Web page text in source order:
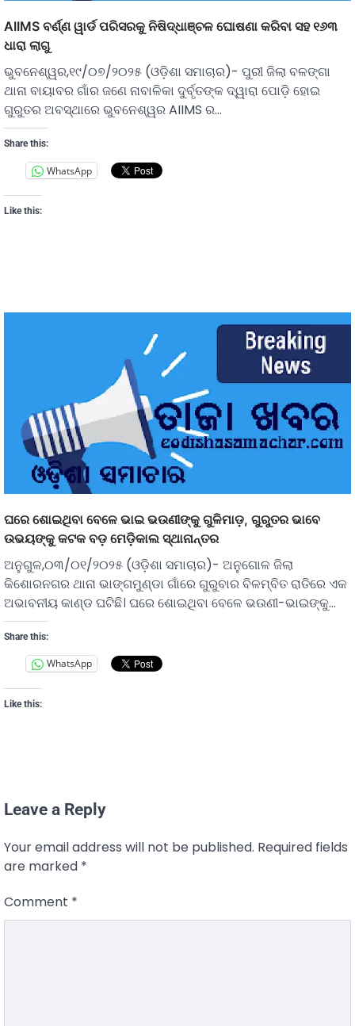
AIIMS ବର୍ଣ୍ଣ ୱାର୍ଡ ପରିସରକୁ ନିଷିଦ୍ଧାଞ୍ଚଳ ଘୋଷଣା କରିବା ସହ ୧୬୩
ଧାରା ଲାଗୁ
ଭୁବନେଶ୍ୱର,୧୯/୦୭/୨୦୨୫ (ଓଡ଼ିଶା ସମାଚାର)- ପୁରୀ ଜିଲା ବଳଙ୍ଗା
ଥାନା ବାୟାବର ଗାଁର ଜଣେ ନାବାଳିକା ଦୁର୍ବୃତଙ୍କ ଦ୍ୱାରା ପୋଡ଼ି ହୋଇ
ଗୁରୁତର ଅବସ୍ଥାରେ ଭୁବନେଶ୍ୱର AIIMS ର…
Share this:
WhatsApp
Like this:
ଘରେ ଶୋଇଥିବା ବେଳେ ଭାଇ ଭଉଣୀଙ୍କୁ ଗୁଳିମାଡ଼, ଗୁରୁତର ଭାବେ
ଉଭୟଙ୍କୁ କଟକ ବଡ଼ ମେଡ଼ିକାଲ ସ୍ଥାନାନ୍ତର
ଅନୁଗୁଳ,୦୩/୦୧/୨୦୨୫ (ଓଡ଼ିଶା ସମାଚାର)- ଅନୁଗୋଳ ଜିଲା
କିଶୋରନଗର ଥାନା ଭାଙ୍ଗମୁଣ୍ଡା ଗାଁରେ ଗୁରୁବାର ବିଳମ୍ବିତ ରାତିରେ ଏକ
ଅଭାବନୀୟ କାଣ୍ଡ ଘଟିଛି। ଘରେ ଶୋଇଥିବା ବେଳେ ଭଉଣୀ-ଭାଇଙ୍କୁ…
Share this:
WhatsApp
Like this:
Leave a Reply
Your email address will not be published. Required fields
are marked *
Comment *